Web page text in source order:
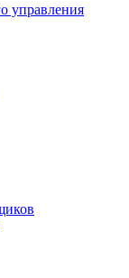
управления